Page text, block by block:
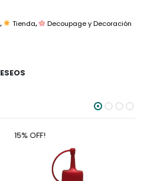
, Tienda, Decoupage y Decoración
15% OFF!